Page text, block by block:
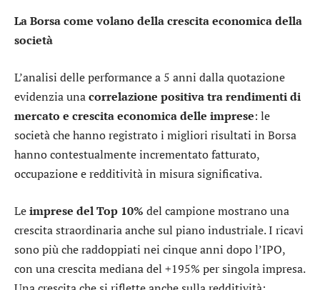
La Borsa come volano della crescita economica della
società
L’analisi delle performance a 5 anni dalla quotazione
evidenzia unacorrelazione positiva tra rendimenti di
mercato e crescita economica delle imprese: le
società che hanno registrato i migliori risultati in Borsa
hanno contestualmente incrementato fatturato,
occupazione e redditività in misura significativa.
Leimprese del Top 10% del campione mostrano una
crescita straordinaria anche sul piano industriale. I ricavi
sono più che raddoppiati nei cinque anni dopo l’IPO,
con una crescita mediana del +195% per singola impresa.